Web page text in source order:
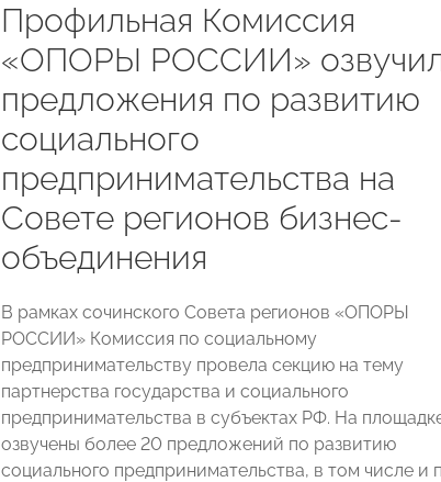
Профильная Комиссия
«ОПОРЫ РОССИИ»
предложения по развитию
социального
предпринимательства на
Совете регионов бизнес-
объединения
В рамках сочинского Совета регионов «ОПОРЫ
РОССИИ» Комиссия по социальному
предпринимательству провела секцию на тему
партнерства государства и социального
предпринимательства в субъектах РФ. На
озвучены более 20 предложений по развитию
социального предпринимательства, в том числе и